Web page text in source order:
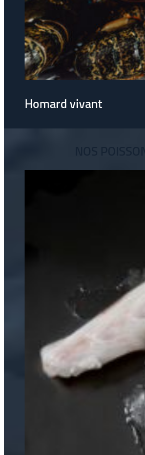
Homard vivant